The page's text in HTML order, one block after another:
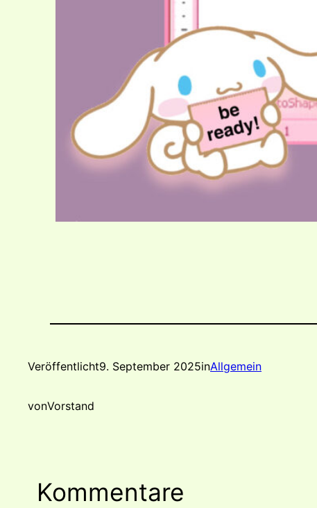
Veröffentlicht9. September 2025inAllgemein
vonVorstand
Kommentare